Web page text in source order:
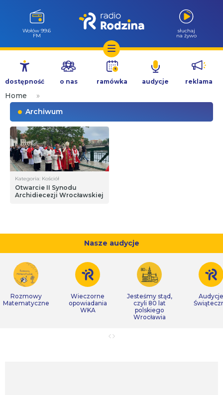
Przejdź
treści
Wołów 99.6
FM
słuchaj
na żywo
dostępność o nas ramówka audycje reklama
Home
»
Archiwum
Kategoria: Kościół
Otwarcie II Synodu
Archidiecezji Wrocławskiej
Nasze audycje
Rozmowy
Matematyczne
Wieczorne
opowiadania
WKA
Jesteśmy stąd,
czyli 80 lat
polskiego
Wrocławia
Audycje